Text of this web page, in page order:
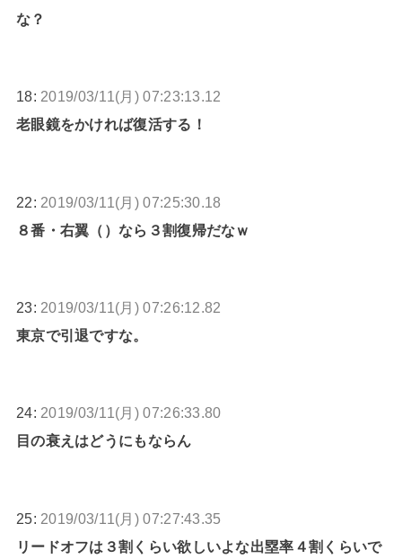
な？
18: 2019/03/11(月) 07:23:13.12
老眼鏡をかければ復活する！
22: 2019/03/11(月) 07:25:30.18
８番・右翼（）なら３割復帰だなｗ
23: 2019/03/11(月) 07:26:12.82
東京で引退ですな。
24: 2019/03/11(月) 07:26:33.80
目の衰えはどうにもならん
25: 2019/03/11(月) 07:27:43.35
リードオフは３割くらい欲しいよな出塁率４割くらいで